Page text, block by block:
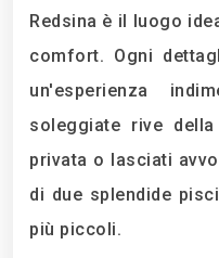
Redsina è il luogo
comfort. Ogni
un'esperienza
soleggiate rive
privata o lasciati
di due splendide
più piccoli.